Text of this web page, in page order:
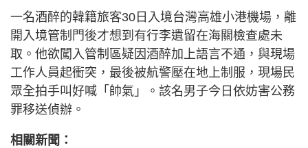
一名酒醉的韓籍旅客30日入境台灣高雄小港機場，離
開入境管制門後才想到有行李遺留在海關檢查處未
取。他欲闖入管制區疑因酒醉加上語言不通，與現場
工作人員起衝突，最後被航警壓在地上制服，現場民
眾全拍手叫好喊「帥氣」。該名男子今日依妨害公務
罪移送偵辦。
相關新聞：